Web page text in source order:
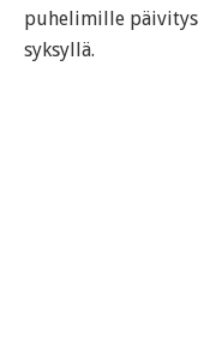
puhelimille päivitys
syksyllä.